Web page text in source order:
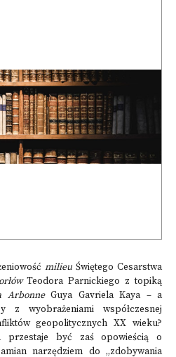
milieuŚwiętego Cesarstwa
Teodora Parnickiego z topiką
ArbonneGuya Gavriela Kaya – a
z wyobrażeniami współczesnej
geopolitycznych XX wieku?
przestaje być zaś opowieścią o
narzędziem do „zdobywania